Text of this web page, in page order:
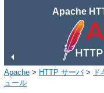
Apache
Apache > HTTP サーバ> ド
ュール